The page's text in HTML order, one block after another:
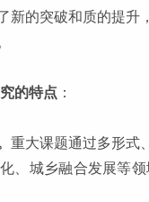
新的突破和质的提
的特点 ：
重大课题通过多形式
、城乡融合发展等